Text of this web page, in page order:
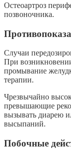
Остеоартроз
позвоночника.
Случаи
При
промывание
терапии.
Чрезвычайно
превышающие
вызывать диарею
высыпаний.
Побочные